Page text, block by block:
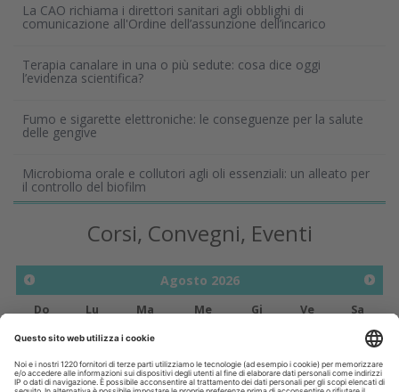
La CAO richiama i direttori sanitari agli obblighi di
comunicazione all'Ordine dell’assunzione dell’incarico
Terapia canalare in una o più sedute: cosa dice oggi
l’evidenza scientifica?
Fumo e sigarette elettroniche: le conseguenze per la salute
delle gengive
Microbioma orale e collutori agli oli essenziali: un alleato per
il controllo del biofilm
Corsi, Convegni, Eventi
Agosto 2026
Do Lu Ma Me Gi Ve
Sa
3 5 6 7
9
10 11 12 13 14
15